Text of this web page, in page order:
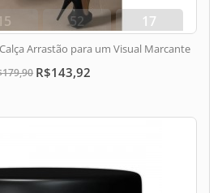
52
min
17
seg
Arrastão para um Visual Marcante
R$143,92